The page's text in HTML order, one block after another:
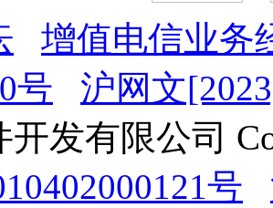
增值电信业务
号
沪网文
发有限公司
号